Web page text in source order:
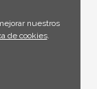
nuestros
de cookies.